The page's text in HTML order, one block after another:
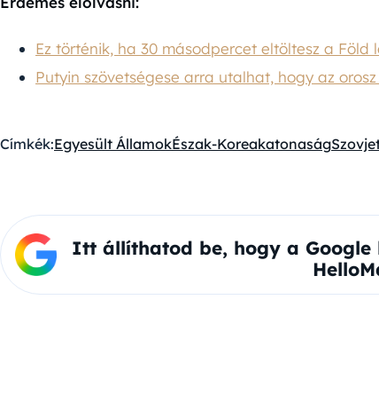
Ez történik, ha 30 másodpercet eltöltesz a
Putyin szövetségese arra utalhat, hogy az
Címkék:Egyesült ÁllamokÉszak-Koreakatonaság
Itt állíthatod be, hogy a Google